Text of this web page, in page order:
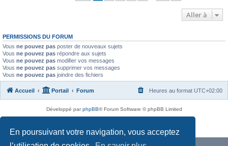
En poursuivant votre navigation, vous acceptez
Aller à
PERMISSIONS DU FORUM
Vous ne pouvez pas poster de nouveaux sujets
Vous ne pouvez pas répondre aux sujets
Vous ne pouvez pas modifier vos messages
Vous ne pouvez pas supprimer vos messages
Vous ne pouvez pas joindre des fichiers
Accueil Portail Forum Heures au format UTC+02:00
Développé parphpBB® Forum Software © phpBB Limited
Traduit parphpBB-fr.com